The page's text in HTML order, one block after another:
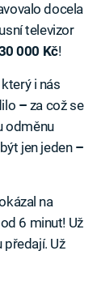
docela
televizor
000 Kč!
i nás
– za což se
odměnu
jen jeden –
na
6 minut! Už
předají. Už